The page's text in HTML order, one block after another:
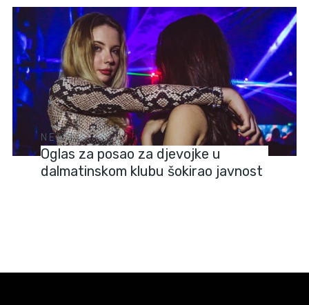
NEWS
Oglas za posao za djevojke u
dalmatinskom klubu šokirao javnost